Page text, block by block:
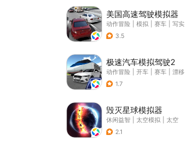
美国高速驾驶模拟器
动作冒险 模拟 赛车
写实
3.5
极速汽车模拟驾驶2
动作冒险 开车 赛车
漂移
1.7
毁灭星球模拟器
休闲益智 太空模拟
太空
2.1